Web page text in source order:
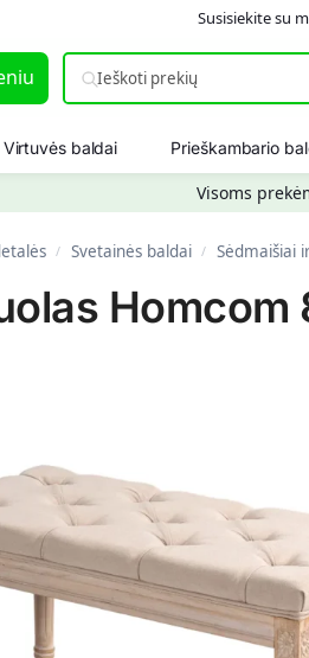
Susisiekite su
Virtuvės baldai Prieškambario
Visoms
/ Svetainės baldai / Sėdmaišiai